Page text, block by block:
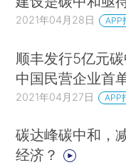
2021年04月28日 APP
顺丰发行5亿元
中国民营企业首
2021年04月27日 APP
碳达峰碳中和，
经济？